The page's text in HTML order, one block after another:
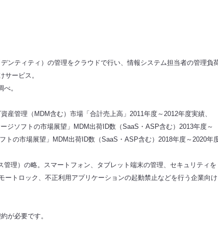
ティティ）の管理をクラウドで行い、情報システム担当者の管理負
サービス。
。
産管理（MDM含む）市場「合計売上高」2011年度～2012年度実績、
ジソフトの市場展望」MDM出荷ID数（SaaS・ASP含む）2013年度～
トの市場展望」MDM出荷ID数（SaaS・ASP含む）2018年度～2020年
理）の略。スマートフォン、タブレット端末の管理、セキュリティを
トロック、不正利用アプリケーションの起動禁止などを行う企業向け
が必要です。